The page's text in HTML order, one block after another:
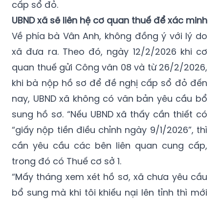
cấp sổ đỏ.
UBND xã sẽ liên hệ cơ quan thuế để xác minh
Về phía bà Vân Anh, không đồng ý với lý do
xã đưa ra. Theo đó, ngày 12/2/2026 khi cơ
quan thuế gửi Công văn 08 và từ 26/2/2026,
khi bà nộp hồ sơ để đề nghị cấp sổ đỏ đến
nay, UBND xã không có văn bản yêu cầu bổ
sung hồ sơ. “Nếu UBND xã thấy cần thiết có
“giấy nộp tiền điều chỉnh ngày 9/1/2026”, thì
cần yêu cầu các bên liên quan cung cấp,
trong đó có Thuế cơ sở 1.
“Mấy tháng xem xét hồ sơ, xã chưa yêu cầu
bổ sung mà khi tôi khiếu nại lên tỉnh thì mới